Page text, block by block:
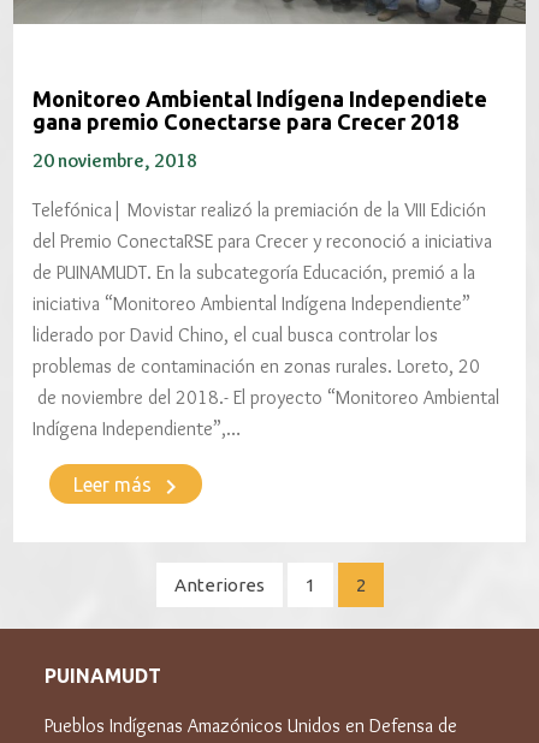
Monitoreo Ambiental Indígena Independiete
gana premio Conectarse para Crecer 2018
20 noviembre, 2018
Telefónica| Movistar realizó la premiación de la VIII Edición
del Premio ConectaRSE para Crecer y reconoció a iniciativa
de PUINAMUDT. En la subcategoría Educación, premió a la
iniciativa “Monitoreo Ambiental Indígena Independiente”
liderado por David Chino, el cual busca controlar los
problemas de contaminación en zonas rurales. Loreto, 20
de noviembre del 2018.- El proyecto “Monitoreo Ambiental
Indígena Independiente”,…
Leer más keyboard_arrow_right
Anteriores 1 2
PUINAMUDT
Pueblos Indígenas Amazónicos Unidos en Defensa de